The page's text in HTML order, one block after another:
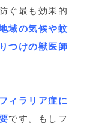
ぐ最も効果的
域の気候や蚊
つけの獣医師
ィラリア症に
です。もしフ